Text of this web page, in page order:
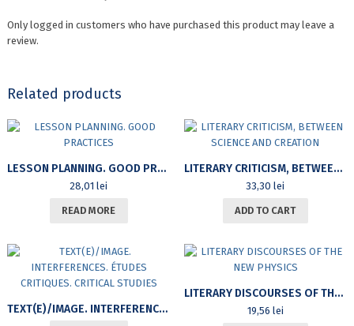
Only logged in customers who have purchased this product may leave a
review.
Related products
LESSON PLANNING. GOOD PRACTICES
28,01lei
READ MORE
LITERARY CRITICISM, BETWEEN SCIENCE AND CREATION
33,30lei
ADD TO CART
TEXT(E)/IMAGE. INTERFERENCES. ÉTUDES CRITIQUES. CRITICAL STUDIES
LITERARY DISCOURSES OF THE NEW PHYSICS
19,56 lei